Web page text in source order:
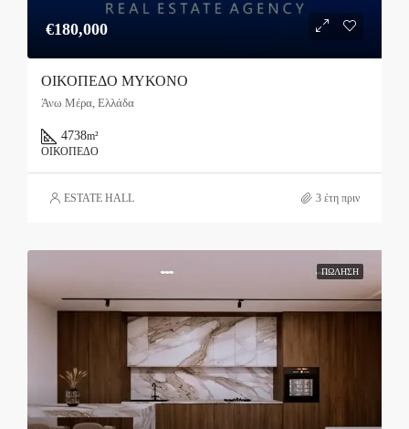
€180,000
ΟΙΚΟΠΕΔΟ ΜΥΚΟΝΟ
Άνω Μέρα, Ελλάδα
4738m²
ΟΙΚΌΠΕΔΟ
ESTATE HALL 3 έτη πριν
ΠΏΛΗΣΗ